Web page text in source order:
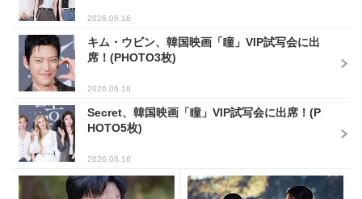
2026.06.16
キム・ウビン、韓国映画「瞳」VIP試写会に出
席！(PHOTO3枚)
2026.06.16
Secret、韓国映画「瞳」VIP試写会に出席！(P
HOTO5枚)
2026.06.16